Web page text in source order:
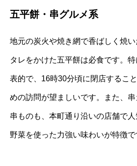
五平餅・串グルメ系
地元の炭火や焼き網で香ばしく焼
タレをかけた五平餅は必食です。
表的で、16時30分頃に閉店するこ
めの訪問が望ましいです。また、
串ものも、本町通り沿いの店舗で
野菜を使った力強い味わいが特徴で